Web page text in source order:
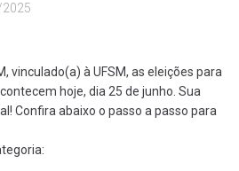
vinculado(a) à UFSM, as eleições para
hoje, dia 25 de junho. Sua
Confira abaixo o passo a passo para